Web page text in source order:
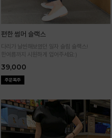
편한 썸머 슬랙스
다리가 날씬해보였던 일자 슬림 슬랙스!
한여름까지 시원하게 입어주세요:)
39,000